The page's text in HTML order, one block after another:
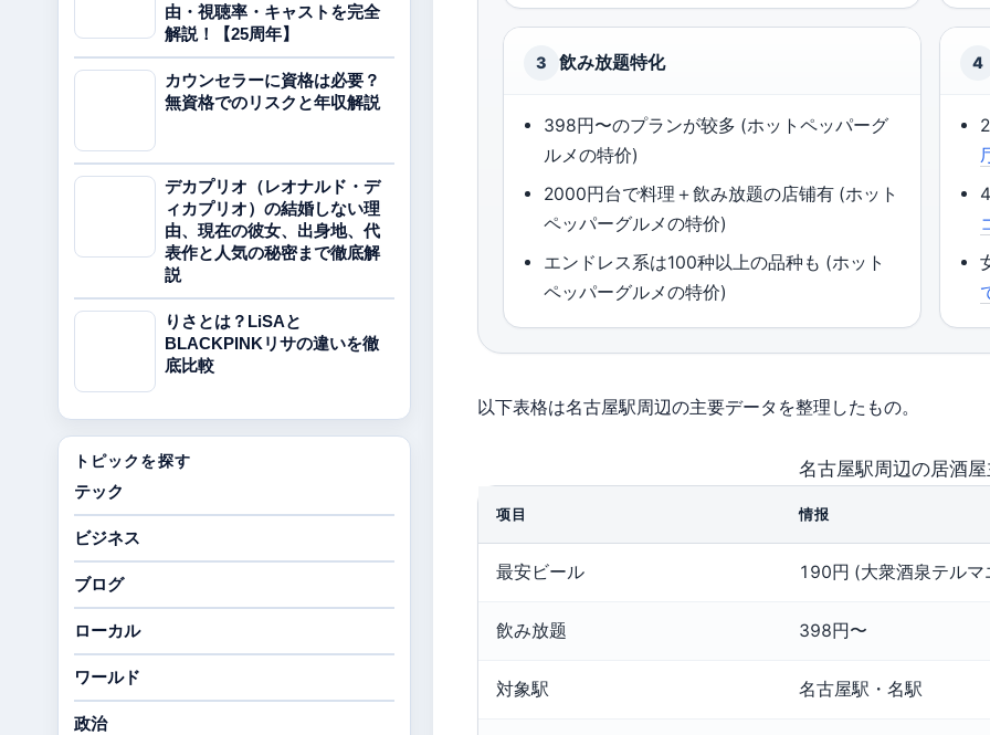
3 飲み放题特化
398円〜のプランが较多 (ホットペッパーグ
ルメの特价)
2000円台で料理＋飲み放题の店铺有 (ホット
ペッパーグルメの特价)
エンドレス系は100种以上の品种も (ホット
ペッパーグルメの特价)
4
以下表格は名古屋駅周辺の主要データを整理したもの。
名古屋駅周辺の居酒
项目 情报
最安ビール 190円 (大衆酒泉テルマ
飲み放题 398円〜
対象駅 名古屋駅・名駅
由・視聴率・キャストを完全
解説！【25周年】
カウンセラーに資格は必要？
無資格でのリスクと年収解説
デカプリオ（レオナルド・デ
ィカプリオ）の結婚しない理
由、現在の彼女、出身地、代
表作と人気の秘密まで徹底解
説
りさとは？LiSAと
BLACKPINKリサの違いを徹
底比較
トピックを探す
テック
ビジネス
ブログ
ローカル
ワールド
政治